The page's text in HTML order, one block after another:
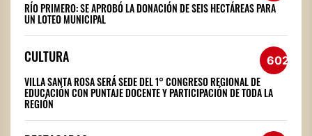
RÍO PRIMERO: SE APROBÓ LA DONACIÓN DE SEIS HECTÁREAS PARA
UN LOTEO MUNICIPAL
CULTURA 602
VILLA SANTA ROSA SERÁ SEDE DEL 1° CONGRESO REGIONAL DE
EDUCACIÓN CON PUNTAJE DOCENTE Y PARTICIPACIÓN DE TODA LA
REGIÓN